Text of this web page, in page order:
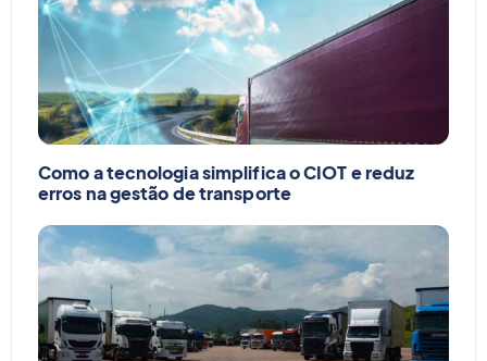
Como a tecnologia simplifica o CIOT e reduz
erros na gestão de transporte